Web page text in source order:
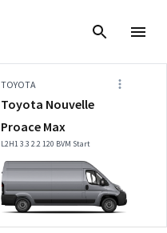
TOYOTA
Toyota Nouvelle
Proace Max
L2H1 3.3 2.2 120 BVM Start